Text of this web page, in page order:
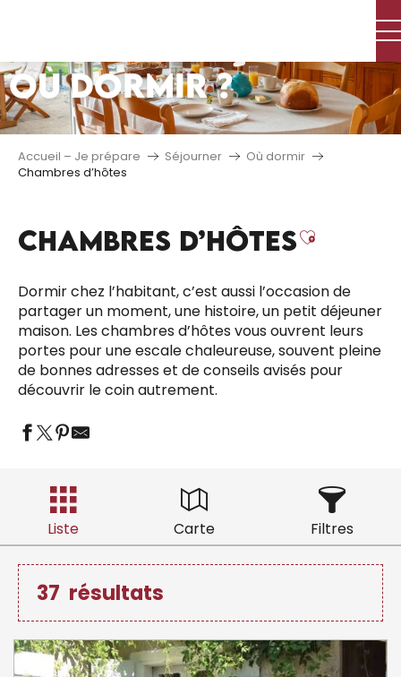
principal
OÙ DORMIR ?
Accueil – Je prépare Séjourner
Où dormir
Chambres d’hôtes
CHAMBRES D’HÔTES
Dormir chez l’habitant, c’est aussi l’occasion de
partager un moment, une histoire, un petit déjeuner
maison. Les chambres d’hôtes vous ouvrent leurs
portes pour une escale chaleureuse, souvent pleine
de bonnes adresses et de conseils avisés pour
découvrir le coin autrement.
Liste Carte Filtres
37 résultats